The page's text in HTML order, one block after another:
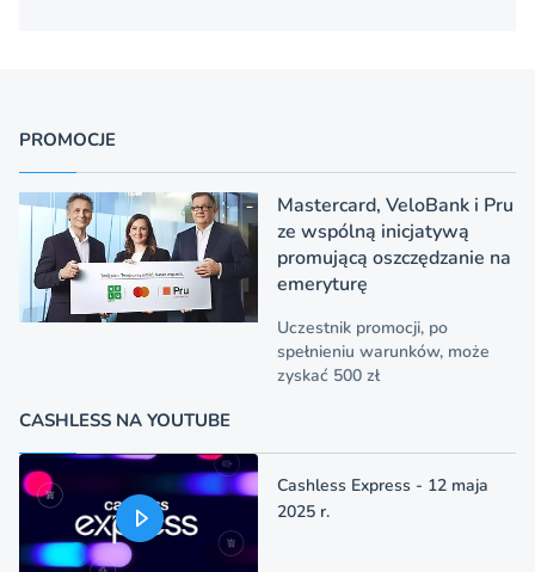
PROMOCJE
Mastercard, VeloBank i Pru
ze wspólną inicjatywą
promującą oszczędzanie na
emeryturę
Uczestnik promocji, po
spełnieniu warunków, może
zyskać 500 zł
CASHLESS NA YOUTUBE
Cashless Express - 12 maja
2025 r.